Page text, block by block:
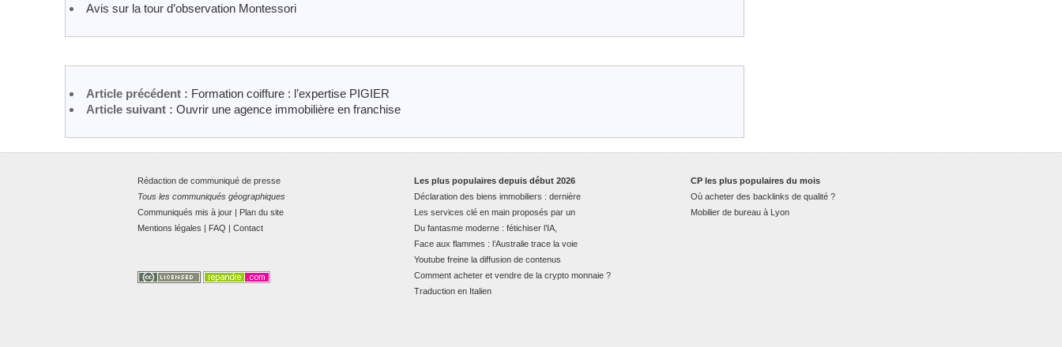
Avis sur la tour d’observation Montessori
Article précédent : Formation coiffure : l’expertise PIGIER
Article suivant : Ouvrir une agence immobilière en franchise
Rédaction de communiqué de presse
Tous les communiqués géographiques
Communiqués mis à jour | Plan du site
Mentions légales | FAQ | Contact
CP les plus populaires du mois
Où acheter des backlinks de qualité ?
Mobilier de bureau à Lyon
Les plus populaires depuis début 2026
Déclaration des biens immobiliers : dernière
Les services clé en main proposés par un
Du fantasme moderne : fétichiser l’IA,
Face aux flammes : l’Australie trace la voie
Youtube freine la diffusion de contenus
Comment acheter et vendre de la crypto monnaie ?
Traduction en Italien